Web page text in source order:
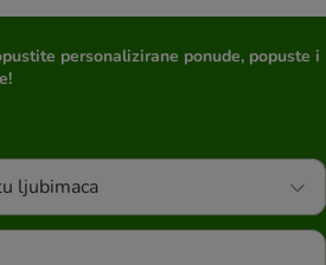
personalizirane ponude, popuste i
ljubimaca